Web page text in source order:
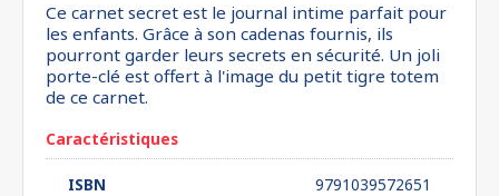
Ce carnet secret est le journal intime parfait pour
les enfants. Grâce à son cadenas fournis, ils
pourront garder leurs secrets en sécurité. Un joli
porte-clé est offert à l'image du petit tigre totem
de ce carnet.
Caractéristiques
ISBN
9791039572651